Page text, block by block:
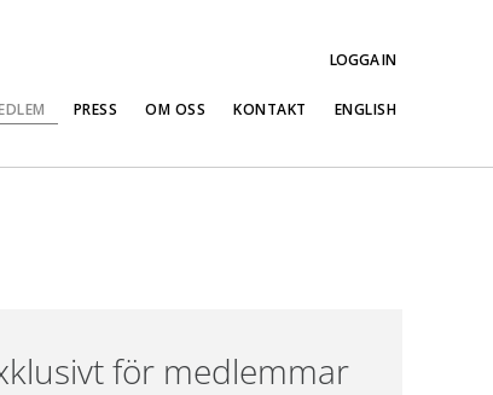
LOGGA IN
PRESS OM OSS KONTAKT ENGLISH
för medlemmar